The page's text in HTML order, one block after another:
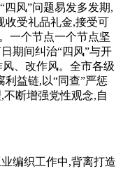
风”问题易发多发期,
收受礼品礼金,接受可
一个节点一个节点坚
期间纠治“四风”与开
、改作风。全市各级
益链,以“同查”严惩
断增强党性观念,自
编织工作中,背离打造